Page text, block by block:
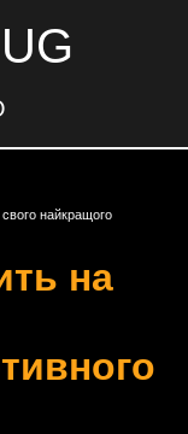
найкращого
на